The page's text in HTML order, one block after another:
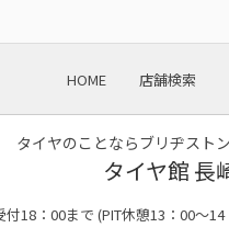
HOME 店舗検索
タイヤのことならブリヂスト
タイヤ館 長
18：00まで (PIT休憩13：00～14